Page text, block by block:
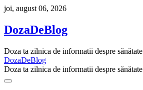
Skip
content
joi, august 06, 2026
DozaDeBlog
Doza ta zilnica de informatii despre
DozaDeBlog
Doza ta zilnica de informatii despre